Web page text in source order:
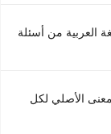
العربية من أسئلة
الأصلي لكل